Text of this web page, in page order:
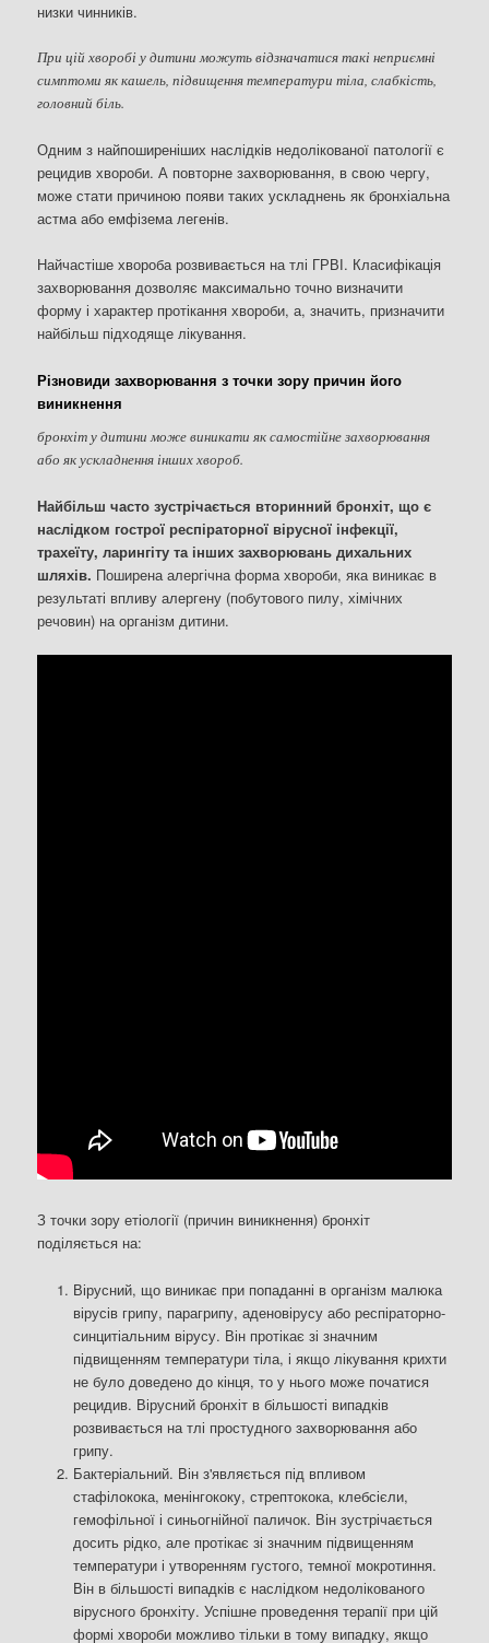
низки чинників.
При цій хворобі у дитини можуть відзначатися такі неприємні
симптоми як кашель, підвищення температури тіла, слабкість,
головний біль.
Одним з найпоширеніших наслідків недолікованої патології є
рецидив хвороби. А повторне захворювання, в свою чергу,
може стати причиною появи таких ускладнень як бронхіальна
астма або емфізема легенів.
Найчастіше хвороба розвивається на тлі ГРВІ. Класифікація
захворювання дозволяє максимально точно визначити
форму і характер протікання хвороби, а, значить, призначити
найбільш підходяще лікування.
Різновиди захворювання з точки зору причин його
виникнення
бронхіт у дитини може виникати як самостійне захворювання
або як ускладнення інших хвороб.
Найбільш часто зустрічається вторинний бронхіт, що є
наслідком гострої респіраторної вірусної інфекції,
трахеїту, ларингіту та інших захворювань дихальних
шляхів. Поширена алергічна форма хвороби, яка виникає в
результаті впливу алергену (побутового пилу, хімічних
речовин) на організм дитини.
З точки зору етіології (причин виникнення) бронхіт
поділяється на:
Вірусний, що виникає при попаданні в організм малюка
вірусів грипу, парагрипу, аденовірусу або респіраторно-
синцитіальним вірусу. Він протікає зі значним
підвищенням температури тіла, і якщо лікування крихти
не було доведено до кінця, то у нього може початися
рецидив. Вірусний бронхіт в більшості випадків
розвивається на тлі простудного захворювання або
грипу.
Бактеріальний. Він з'являється під впливом
стафілокока, менінгококу, стрептокока, клебсієли,
гемофільної і синьогнійної паличок. Він зустрічається
досить рідко, але протікає зі значним підвищенням
температури і утворенням густого, темної мокротиння.
Він в більшості випадків є наслідком недолікованого
вірусного бронхіту. Успішне проведення терапії при цій
формі хвороби можливо тільки в тому випадку, якщо